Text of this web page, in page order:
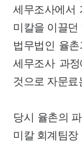
세무조사에서
미칼을 이끌던
법무법인 율
세무조사 과
것으로 자문료
당시 율촌의
미칼 회계팀장